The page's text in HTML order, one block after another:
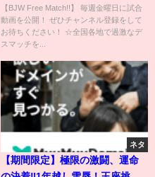
【BJW認定デスマッチヘビー級
選手権】
【BJW Free Match!!】 毎週金曜日に試合
動画を公開！ ぜひチャンネル登録をして
お待ちください！ ☆全国各地で過激なデ
スマッチを...
ネタ
【期間限定】極限の激闘、運命